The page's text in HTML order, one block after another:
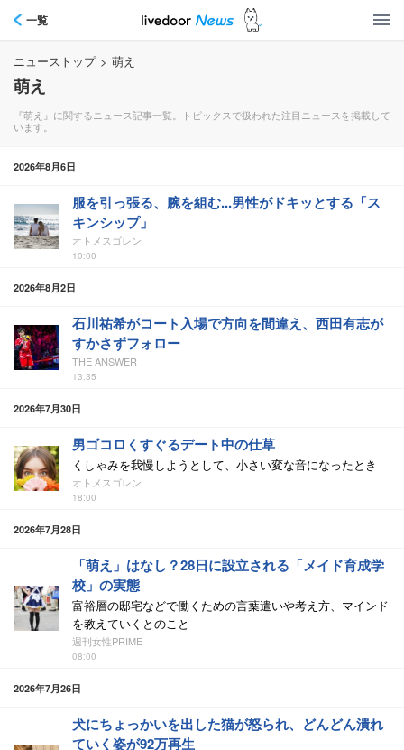
一覧
ニューストップ > 萌え
萌え
『萌え』に関するニュース記事一覧。トピックスで扱われた注目ニュースを掲載して
います。
2026年8月6日
服を引っ張る、腕を組む...男性がドキッとする「ス
キンシップ」
オトメスゴレン
10:00
2026年8月2日
石川祐希がコート入場で方向を間違え、西田有志が
すかさずフォロー
THE ANSWER
13:35
2026年7月30日
男ゴコロくすぐるデート中の仕草
くしゃみを我慢しようとして、小さい変な音になったとき
オトメスゴレン
18:00
2026年7月28日
「萌え」はなし？28日に設立される「メイド育成学
校」の実態
富裕層の邸宅などで働くための言葉遣いや考え方、マインド
を教えていくとのこと
週刊女性PRIME
08:00
2026年7月26日
犬にちょっかいを出した猫が怒られ、どんどん潰れ
ていく姿が92万再生